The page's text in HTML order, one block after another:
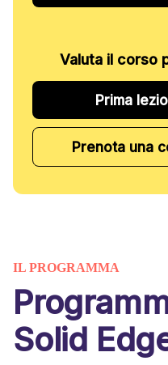
Valuta il corso
Prima
Prenota una
IL PROGRAMMA
Solid